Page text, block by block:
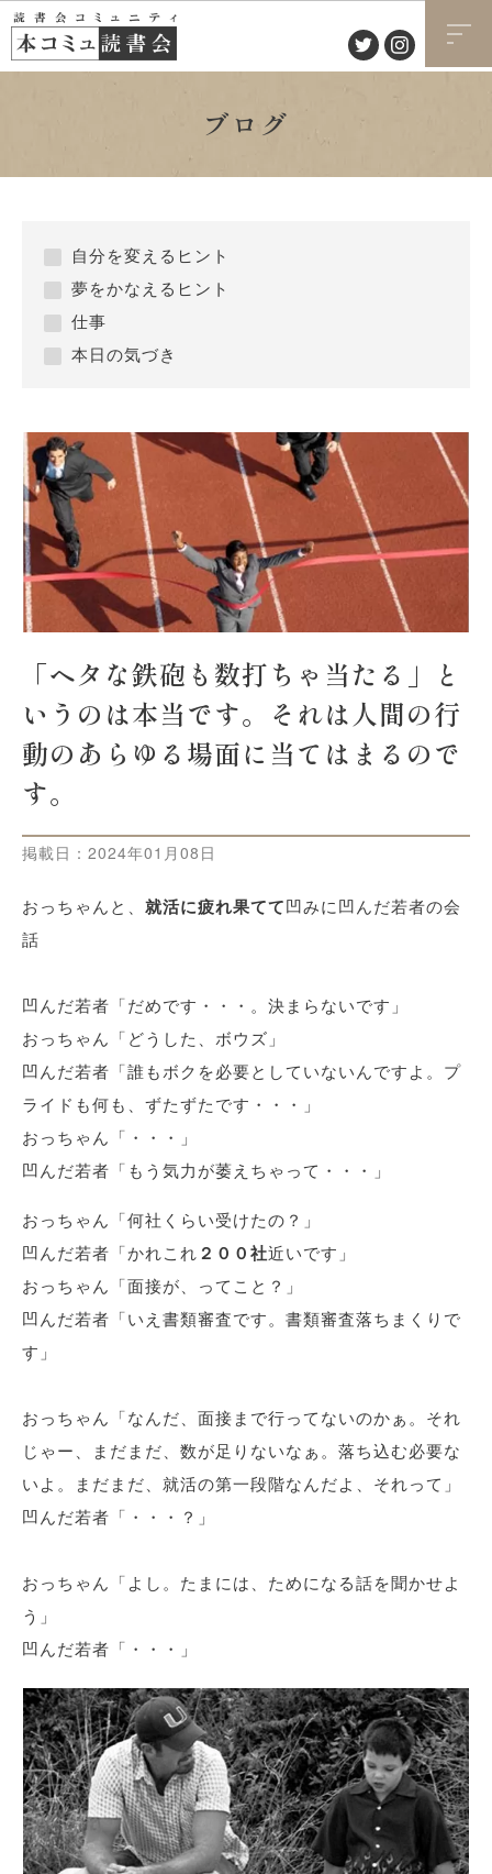
ブログ
「ヘタな鉄砲も数打ちゃ当たる」と
いうのは本当です。それは人間の行
動のあらゆる場面に当てはまるので
す。
掲載日： 2024年01月08日
おっちゃんと、 就活に疲れ果てて凹みに凹んだ若者の会
話
凹んだ若者「だめです・・・。決まらないです」
おっちゃん「どうした、ボウズ」
凹んだ若者「誰もボクを必要としていないんですよ。プ
ライドも何も、ずたずたです・・・」
おっちゃん「・・・」
凹んだ若者「もう気力が萎えちゃって・・・」
おっちゃん「何社くらい受けたの？」
凹んだ若者「かれこれ２００社近いです」
おっちゃん「面接が、ってこと？」
凹んだ若者「いえ書類審査です。書類審査落ちまくりで
す」
おっちゃん「なんだ、面接まで行ってないのかぁ。それ
じゃー、まだまだ、数が足りないなぁ。落ち込む必要な
いよ。まだまだ、就活の第一段階なんだよ、それって」
凹んだ若者「・・・？」
おっちゃん「よし。たまには、ためになる話を聞かせよ
う」
凹んだ若者「・・・」
自分を変えるヒント
夢をかなえるヒント
仕事
本日の気づき